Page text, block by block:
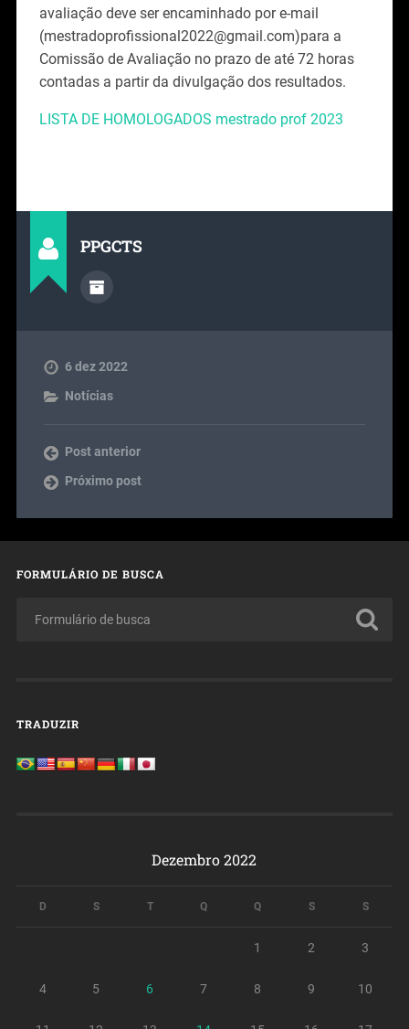
avaliação deve ser encaminhado por e-mail
(mestradoprofissional2022@gmail.com)para a
Comissão de Avaliação no prazo de até 72 horas
contadas a partir da divulgação dos resultados.
LISTA DE HOMOLOGADOS mestrado prof 2023
PPGCTS
6 dez 2022
Notícias
Post anterior
Próximo post
FORMULÁRIO DE BUSCA
TRADUZIR
Dezembro 2022
D S T Q Q S S
1 2 3
4 5 6 7 8 9 10